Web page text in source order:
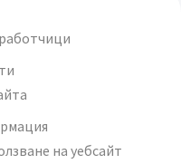
на уебсайт